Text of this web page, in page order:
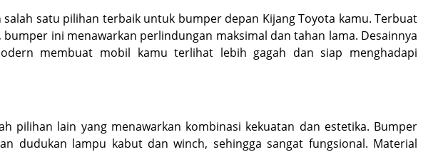
salah satu pilihan terbaik untuk bumper depan Kijang Toyota kamu. Terbuat
ini menawarkan perlindungan maksimal dan tahan lama. Desainnya
membuat mobil kamu terlihat lebih gagah dan siap menghadapi
pilihan lain yang menawarkan kombinasi kekuatan dan estetika. Bumper
dudukan lampu kabut dan winch, sehingga sangat fungsional. Material